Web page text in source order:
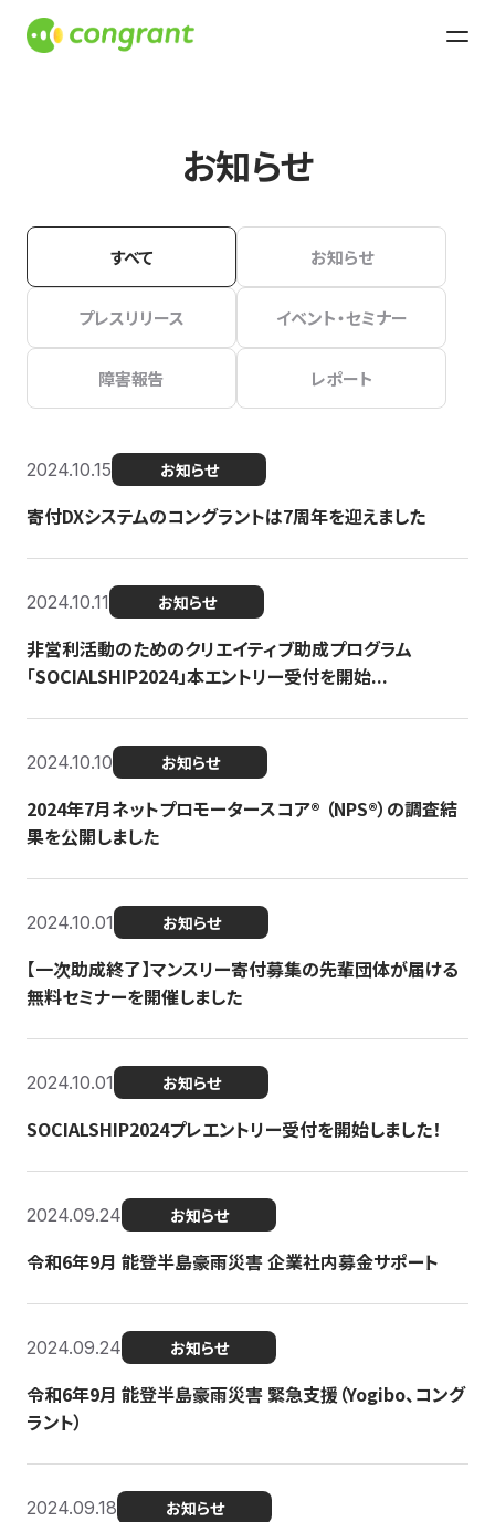
お知らせ
すべて お知らせ
プレスリリース イベント・セミナー
障害報告 レポート
2024.10.15 お知らせ
寄付DXシステムのコングラントは7周年を迎えました
2024.10.11 お知らせ
非営利活動のためのクリエイティブ助成プログラム
「SOCIALSHIP2024」本エントリー受付を開始...
2024.10.10 お知らせ
2024年7月ネットプロモータースコア®︎ （NPS®︎）の調査結
果を公開しました
2024.10.01 お知らせ
【一次助成終了】マンスリー寄付募集の先輩団体が届ける
無料セミナーを開催しました
2024.10.01 お知らせ
SOCIALSHIP2024プレエントリー受付を開始しました！
2024.09.24 お知らせ
令和6年9月 能登半島豪雨災害 企業社内募金サポート
2024.09.24 お知らせ
令和6年9月 能登半島豪雨災害 緊急支援（Yogibo、コング
ラント）
2024.09.18 お知らせ